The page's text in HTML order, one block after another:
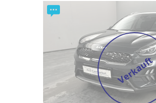
Verkauft